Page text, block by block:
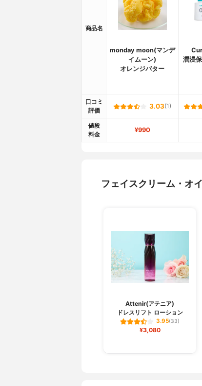
商品名
monday moon(マンデ
イムーン)
オレンジバター
潤浸
口コミ
評価
3.03(1)
値段
料金
¥990
フェイスクリーム・オ
Attenir(アテニア)
ドレスリフト ローション
3.95(33)
¥3,080